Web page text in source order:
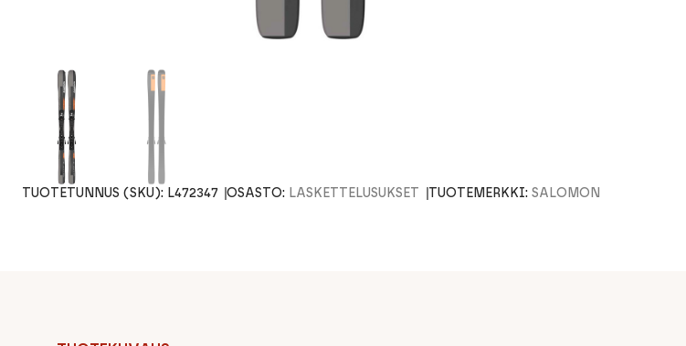
TUOTETUNNUS (SKU): L472347 OSASTO: LASKETTELUSUKSET TUOTEMERKKI: SALOMON